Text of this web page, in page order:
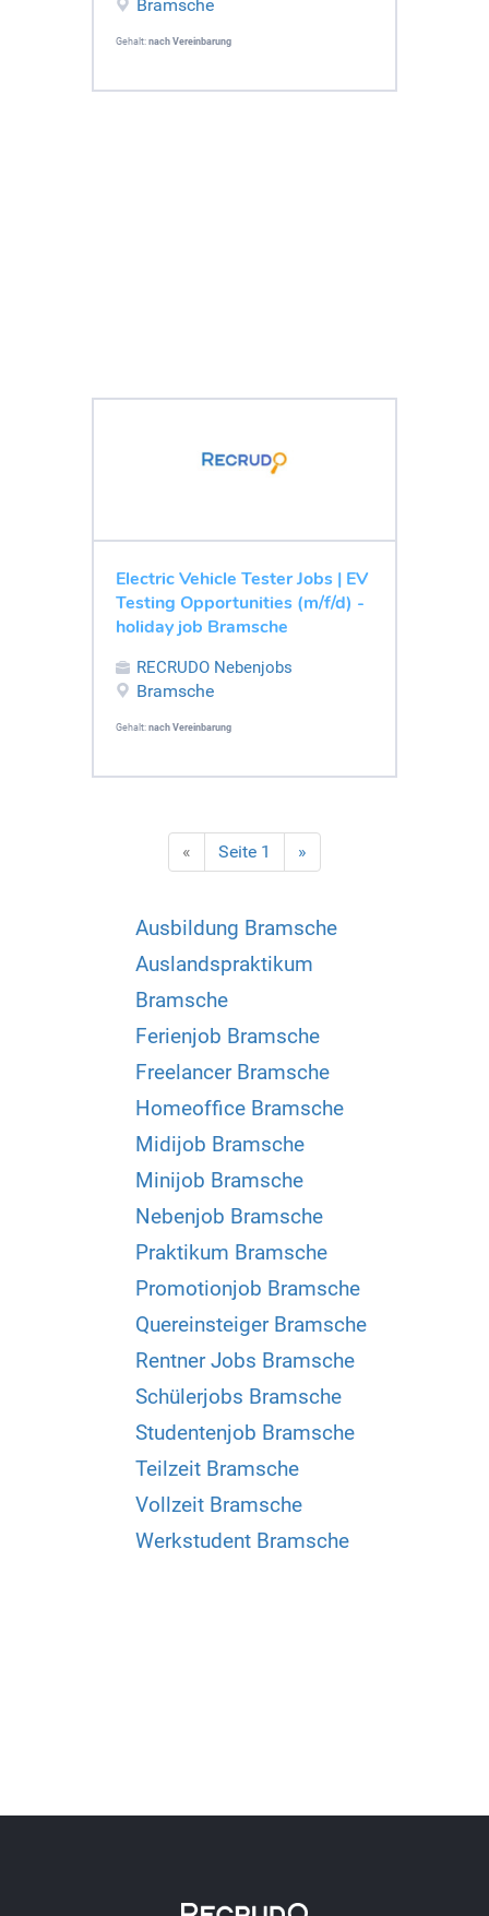
Bramsche
Gehalt: nach Vereinbarung
Electric Vehicle Tester Jobs | EV
Testing Opportunities (m/f/d) -
holiday job Bramsche
RECRUDO Nebenjobs
Bramsche
Gehalt: nach Vereinbarung
« Seite 1 »
Ausbildung Bramsche
Auslandspraktikum
Bramsche
Ferienjob Bramsche
Freelancer Bramsche
Homeoffice Bramsche
Midijob Bramsche
Minijob Bramsche
Nebenjob Bramsche
Praktikum Bramsche
Promotionjob Bramsche
Quereinsteiger Bramsche
Rentner Jobs Bramsche
Schülerjobs Bramsche
Studentenjob Bramsche
Teilzeit Bramsche
Vollzeit Bramsche
Werkstudent Bramsche